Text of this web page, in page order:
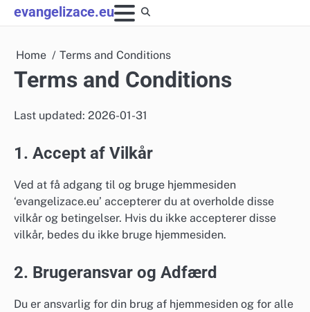
Skip
to
evangelizace.eu
Home Terms and Conditions
Terms and Conditions
Last updated: 2026-01-31
1. Accept af Vilkår
Ved at få adgang til og bruge hjemmesiden
‘evangelizace.eu’ accepterer du at overholde disse
vilkår og betingelser. Hvis du ikke accepterer disse
vilkår, bedes du ikke bruge hjemmesiden.
2. Brugeransvar og Adfærd
Du er ansvarlig for din brug af hjemmesiden og for alle